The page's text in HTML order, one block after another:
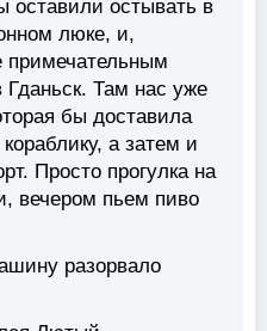
оставили остывать в
люке, и,
примечательным
Там нас уже
бы доставила
а затем и
Просто прогулка на
вечером пьем пиво
разорвало